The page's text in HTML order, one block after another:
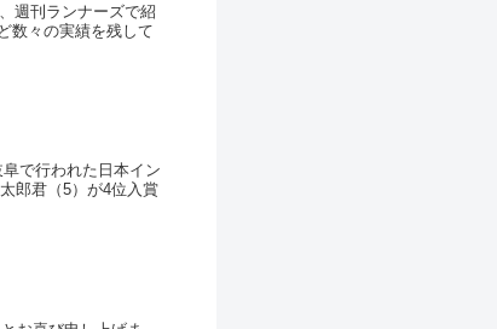
週刊ランナーズで紹
数々の実績を残して
で行われた日本イン
郎君（5）が4位入賞